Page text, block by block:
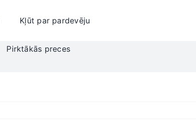
Kļūt par pardevēju
Pirktākās preces